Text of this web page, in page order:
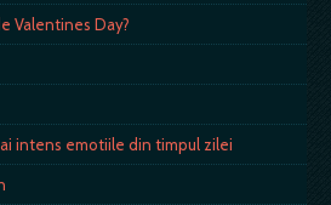
Valentines Day?
intens emotiile din timpul zilei